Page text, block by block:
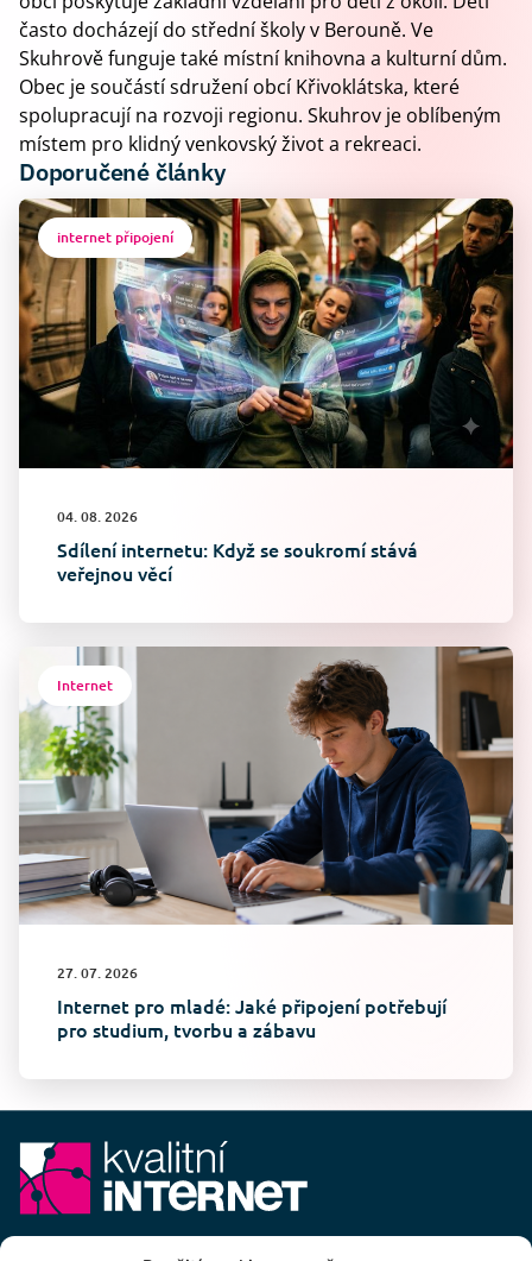
často docházejí do střední školy v Berouně. Ve
Skuhrově funguje také místní knihovna a kulturní dům.
Obec je součástí sdružení obcí Křivoklátska, které
spolupracují na rozvoji regionu. Skuhrov je oblíbeným
místem pro klidný venkovský život a rekreaci.
Doporučené články
internet připojení
04. 08. 2026
Sdílení internetu: Když se soukromí stává
veřejnou věcí
Internet
27. 07. 2026
Internet pro mladé: Jaké připojení potřebují
pro studium, tvorbu a zábavu